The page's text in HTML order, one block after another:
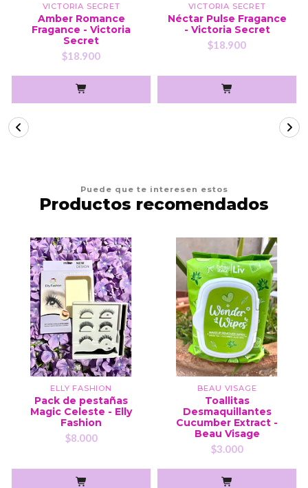
VICTORIA SECRET
Amber Romance
Fragance - Victoria
Secret
$18.900
VICTORIA SECRET
Néctar Pulse Fragance
- Victoria Secret
$18.900
Puede que te interesen estos
Productos recomendados
ELLY FASHION
Pack de pestañas
Magic Celeste - Elly
Fashion
$8.000
BEAU VISAGE
Toallitas
Desmaquillantes
Cucumber Extract -
Beau Visage
$3.000